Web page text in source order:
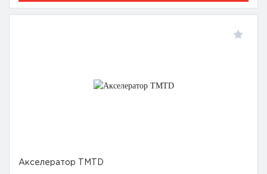
Акселератор TMTD